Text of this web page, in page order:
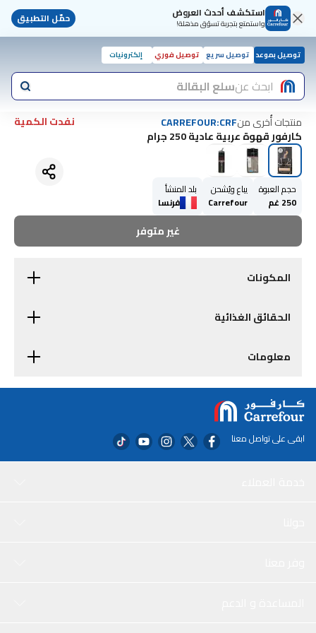
استكشف أحدث العروض
واستمتع بتجربة تسوّق مذهلة! حمّل التطبيق
توصيل بموعد توصيل سريع توصيل فوري إلكترونيات
ابحث عنسلع البقالة
منتجات أُخرى منCARREFOUR:CRF
نفدت الكمية
كارفور قهوة عربية عادية 250 جرام
حجم العبوة
250 غم
يباع ويُشحن
Carrefour
بلد المنشأ
فرنسا
غير متوفر
المكونات
الحقائق الغذائية
معلومات
ابقى على تواصل معنا